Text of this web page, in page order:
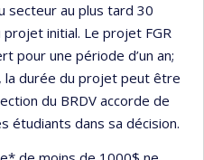
secteur au plus tard 30
initial. Le projet FGR
pour une période d’un an;
la durée du projet peut être
du BRDV accorde de
étudiants dans sa décision.